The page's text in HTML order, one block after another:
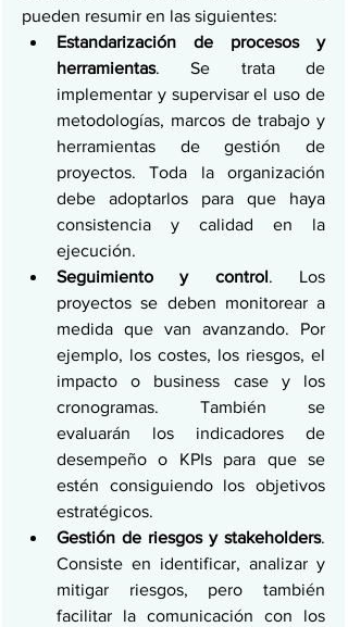
pueden resumir en las siguientes:
Estandarización de procesos y
herramientas. Se trata de
implementar y supervisar el uso de
metodologías, marcos de trabajo y
herramientas de gestión de
proyectos. Toda la organización
debe adoptarlos para que haya
consistencia y calidad en la
ejecución.
Seguimiento y control. Los
proyectos se deben monitorear a
medida que van avanzando. Por
ejemplo, los costes, los riesgos, el
impacto o business case y los
cronogramas. También se
evaluarán los indicadores de
desempeño o KPIs para que se
estén consiguiendo los objetivos
estratégicos.
Gestión de riesgos y stakeholders.
Consiste en identificar, analizar y
mitigar riesgos, pero también
facilitar la comunicación con los